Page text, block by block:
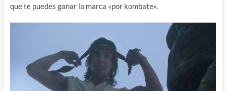
que te puedes ganar la marca «por kombate».